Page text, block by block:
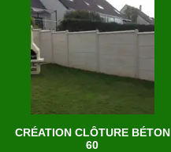
CRÉATION CLÔTURE BÉTON
60